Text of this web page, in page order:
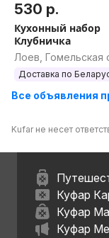
530 р.
Кухонный набор
Клубничка
Лоев, Гомельская
Доставка по
Все объявления
Kufar не несет
Куфар
Куфар
Куфар